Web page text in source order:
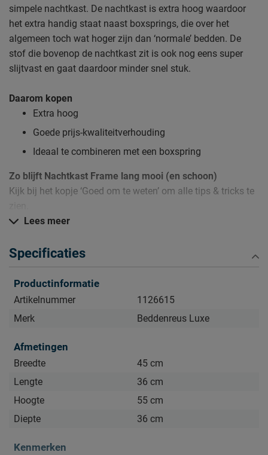
simpele nachtkast. De nachtkast is extra hoog waardoor
het extra handig staat naast boxsprings, die over het
algemeen toch wat hoger zijn dan ‘normale’ bedden. De
stof die bovenop de nachtkast zit is ook nog eens super
slijtvast en gaat daardoor minder snel stuk.
Daarom kopen
Extra hoog
Goede prijs-kwaliteitverhouding
Ideaal te combineren met een boxspring
Zo blijft Nachtkast Frame lang mooi (en schoon)
Kijk bij het kopje ‘Goed om te weten’ om alle tips & tricks te
Lees meer
Specificaties
Productinformatie
Artikelnummer
1126615
Merk
Beddenreus Luxe
Afmetingen
Breedte
45 cm
Lengte
36 cm
Hoogte
55 cm
Diepte
36 cm
Kenmerken